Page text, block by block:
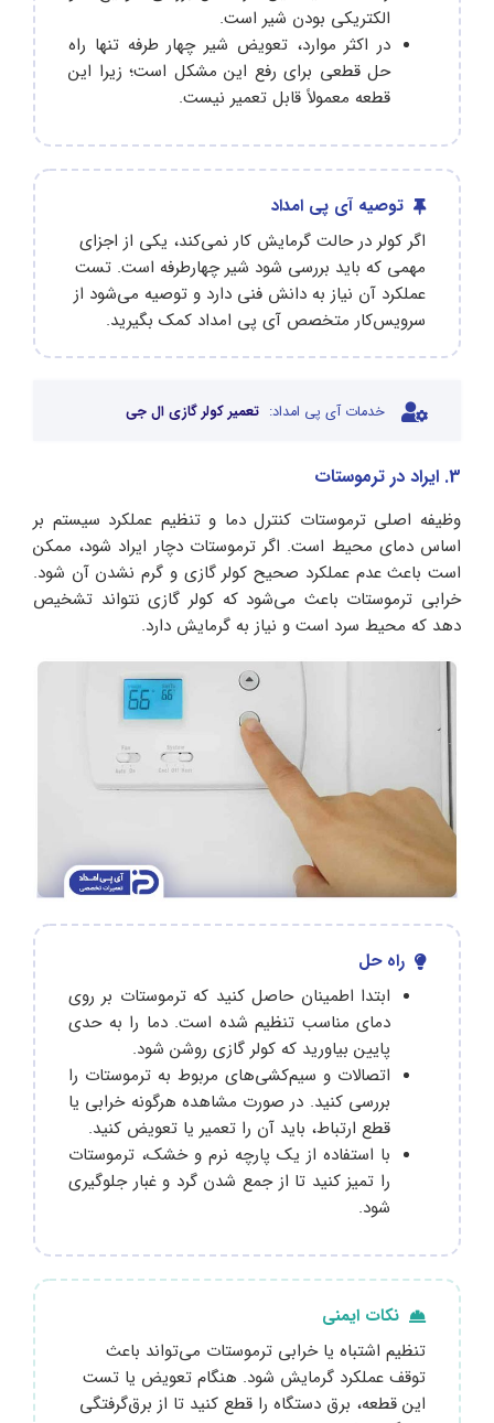
الکتریکی بودن شیر است.
در اکثر موارد، تعویض شیر چهار طرفه تنها راه
حل قطعی برای رفع این مشکل است؛ زیرا این
قطعه معمولاً قابل تعمیر نیست.
توصیه آی پی امداد
اگر کولر در حالت گرمایش کار نمی‌کند، یکی از اجزای
مهمی که باید بررسی شود شیر چهارطرفه است. تست
عملکرد آن نیاز به دانش فنی دارد و توصیه می‌شود از
سرویس‌کار متخصص آی پی امداد کمک بگیرید.
خدمات آی پی امداد: تعمیر کولر گازی ال جی
3. ایراد در ترموستات
وظیفه اصلی ترموستات کنترل دما و تنظیم عملکرد سیستم بر
اساس دمای محیط است. اگر ترموستات دچار ایراد شود، ممکن
است باعث عدم عملکرد صحیح کولر گازی و گرم نشدن آن شود.
خرابی ترموستات باعث می‌شود که کولر گازی نتواند تشخیص
دهد که محیط سرد است و نیاز به گرمایش دارد.
راه حل
ابتدا اطمینان حاصل کنید که ترموستات بر روی
دمای مناسب تنظیم شده است. دما را به حدی
پایین بیاورید که کولر گازی روشن شود.
اتصالات و سیم‌کشی‌های مربوط به ترموستات را
بررسی کنید. در صورت مشاهده هرگونه خرابی یا
قطع ارتباط، باید آن را تعمیر یا تعویض کنید.
با استفاده از یک پارچه نرم و خشک، ترموستات
را تمیز کنید تا از جمع شدن گرد و غبار جلوگیری
شود.
نکات ایمنی
تنظیم اشتباه یا خرابی ترموستات می‌تواند باعث
توقف عملکرد گرمایش شود. هنگام تعویض یا تست
این قطعه، برق دستگاه را قطع کنید تا از برق‌گرفتگی